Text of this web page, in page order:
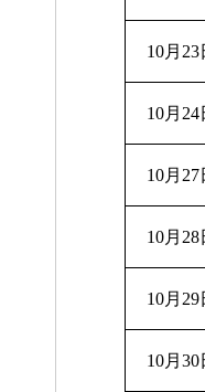
10月23
10月24
10月27
10月28
10月29
10月30